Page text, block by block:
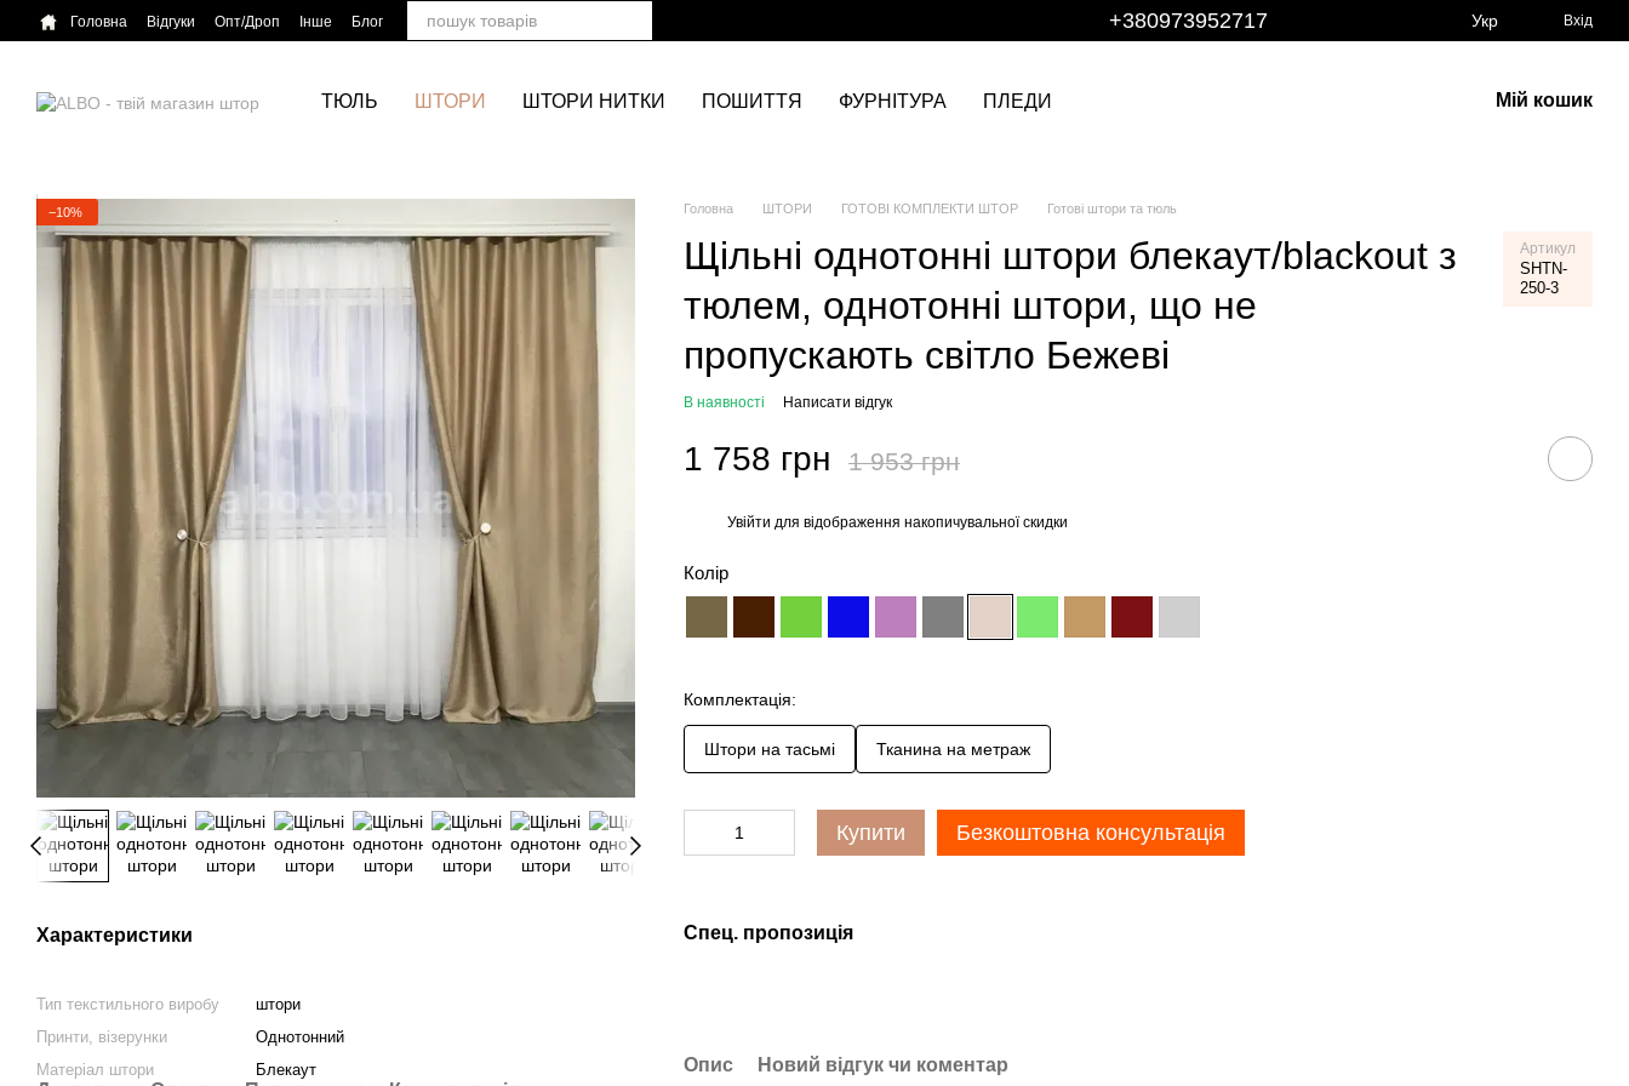
Перейти до основного контенту
Головна Відгуки Опт/Дроп Інше Блог +380973952717 Укр Вхід
ТЮЛЬ ШТОРИ ШТОРИ НИТКИ ПОШИТТЯ ФУРНІТУРА ПЛЕДИ Мій кошик
−10%
Характеристики
Тип текстильного виробу
штори
Принти, візерунки
Однотонний
Матеріал штори
Блекаут
Головна ШТОРИ ГОТОВІ КОМПЛЕКТИ ШТОР Готові штори та тюль
Щільні однотонні штори блекаут/blackout з
тюлем, однотонні штори, що не
пропускають світло Бежеві
Артикул
SHTN-
250-3
В наявності Написати відгук
1 758 грн 1 953 грн
Увійти для відображення накопичувальної скидки
Колір
Комплектація:
Штори на тасьмі Тканина на метраж
Купити Безкоштовна консультація
Спец. пропозиція
Опис Новий відгук чи коментар